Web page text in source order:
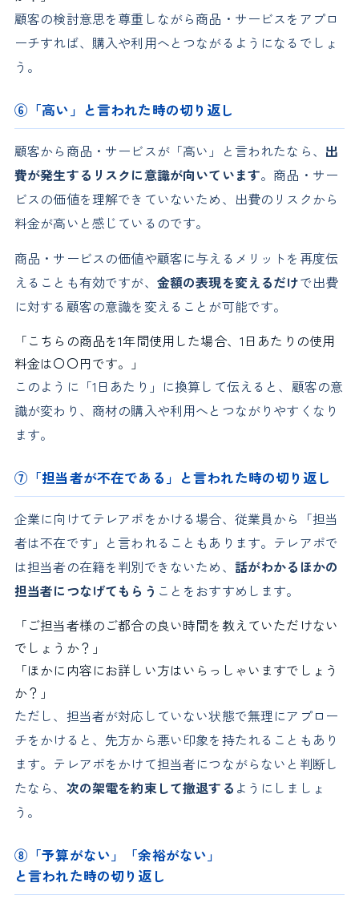
顧客の検討意思を尊重しながら商品・サービスをアプロ
ーチすれば、購入や利用へとつながるようになるでしょ
う。
⑥「高い」と言われた時の切り返し
顧客から商品・サービスが「高い」と言われたなら、 出
費が発生するリスクに意識が向いています。商品・サー
ビスの価値を理解できていないため、出費のリスクから
料金が高いと感じているのです。
商品・サービスの価値や顧客に与えるメリットを再度伝
えることも有効ですが、 金額の表現を変えるだけで出費
に対する顧客の意識を変えることが可能です。
「こちらの商品を1年間使用した場合、1日あたりの使用
料金は〇〇円です。」
このように「1日あたり」に換算して伝えると、顧客の意
識が変わり、商材の購入や利用へとつながりやすくなり
ます。
⑦「担当者が不在である」と言われた時の切り返し
企業に向けてテレアポをかける場合、従業員から「担当
者は不在です」と言われることもあります。テレアポで
は担当者の在籍を判別できないため、 話がわかるほかの
担当者につなげてもらう ことをおすすめします。
「ご担当者様のご都合の良い時間を教えていただけない
でしょうか？」
「ほかに内容にお詳しい方はいらっしゃいますでしょう
か？」
ただし、担当者が対応していない状態で無理にアプロー
チをかけると、先方から悪い印象を持たれることもあり
ます。テレアポをかけて担当者につながらないと判断し
たなら、 次の架電を約束して撤退する ようにしましょ
う。
⑧「予算がない」「余裕がない」
と言われた時の切り返し